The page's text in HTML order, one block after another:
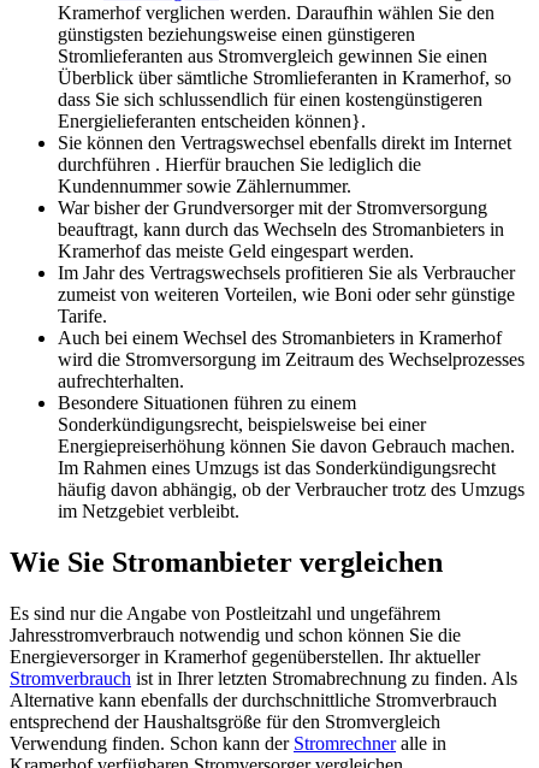
Kramerhof verglichen werden. Daraufhin wählen Sie den
günstigsten beziehungsweise einen günstigeren
Stromlieferanten aus Stromvergleich gewinnen Sie einen
Überblick über sämtliche Stromlieferanten in Kramerhof, so
dass Sie sich schlussendlich für einen kostengünstigeren
Energielieferanten entscheiden können}.
Sie können den Vertragswechsel ebenfalls direkt im Internet
durchführen . Hierfür brauchen Sie lediglich die
Kundennummer sowie Zählernummer.
War bisher der Grundversorger mit der Stromversorgung
beauftragt, kann durch das Wechseln des Stromanbieters in
Kramerhof das meiste Geld eingespart werden.
Im Jahr des Vertragswechsels profitieren Sie als Verbraucher
zumeist von weiteren Vorteilen, wie Boni oder sehr günstige
Tarife.
Auch bei einem Wechsel des Stromanbieters in Kramerhof
wird die Stromversorgung im Zeitraum des Wechselprozesses
aufrechterhalten.
Besondere Situationen führen zu einem
Sonderkündigungsrecht, beispielsweise bei einer
Energiepreiserhöhung können Sie davon Gebrauch machen.
Im Rahmen eines Umzugs ist das Sonderkündigungsrecht
häufig davon abhängig, ob der Verbraucher trotz des Umzugs
im Netzgebiet verbleibt.
Wie Sie Stromanbieter vergleichen
Es sind nur die Angabe von Postleitzahl und ungefährem
Jahresstromverbrauch notwendig und schon können Sie die
Energieversorger in Kramerhof gegenüberstellen. Ihr aktueller
Stromverbrauch ist in Ihrer letzten Stromabrechnung zu finden. Als
Alternative kann ebenfalls der durchschnittliche Stromverbrauch
entsprechend der Haushaltsgröße für den Stromvergleich
Verwendung finden. Schon kann der Stromrechneralle in